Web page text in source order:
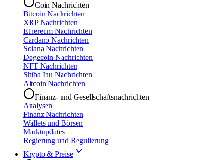
Coin Nachrichten
Bitcoin Nachrichten
XRP Nachrichten
Ethereum Nachrichten
Cardano Nachrichten
Solana Nachrichten
Dogecoin Nachrichten
NFT Nachrichten
Shiba Inu Nachrichten
Altcoin Nachrichten
Finanz- und Gesellschaftsnachrichten
Analysen
Finanz Nachrichten
Wallets und Börsen
Marktupdates
Regierung und Regulierung
Krypto & Preise